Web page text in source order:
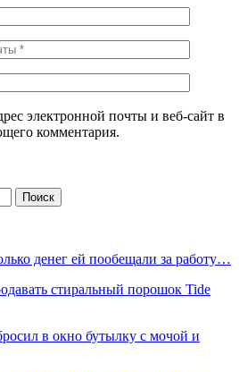
электронной почты и веб-сайт в
комментария.
денег ей пообещали за работу…
стиральный порошок Tide
в окно бутылку с мочой и